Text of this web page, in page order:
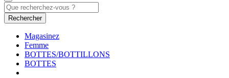
Rechercher
Magasinez
Femme
BOTTES/BOTTILLONS
BOTTES